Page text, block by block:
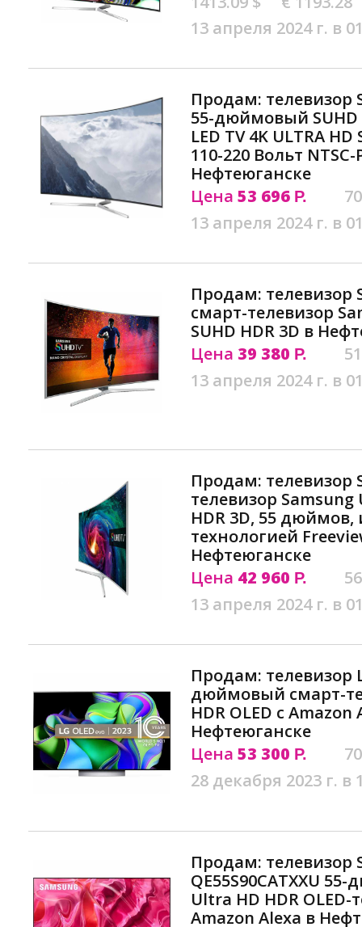
13 апреля 2024 г. в
Продам: телевизор
55-дюймовый SUHD
LED TV 4K ULTRA HD
110-220 Вольт NTSC-
Нефтеюганске
Цена 53 696 Р.
13 апреля 2024 г. в
Продам: телевизор
смарт-телевизор
SUHD HDR 3D в
Цена 39 380 Р.
13 апреля 2024 г. в
Продам: телевизор
телевизор Samsung
HDR 3D, 55 дюймов,
технологией
Нефтеюганске
Цена 42 960 Р.
13 апреля 2024 г. в
Продам: телевизор
дюймовый смарт-
HDR OLED с Amazon
Нефтеюганске
Цена 53 300 Р.
28 декабря 2023 г. в
Продам: телевизор
QE55S90CATXXU
Ultra HD HDR
Amazon Alexa в